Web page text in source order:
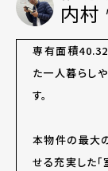
内
専有面積40.32
た一人暮らし
す。
本物件の最大
せる充実した「